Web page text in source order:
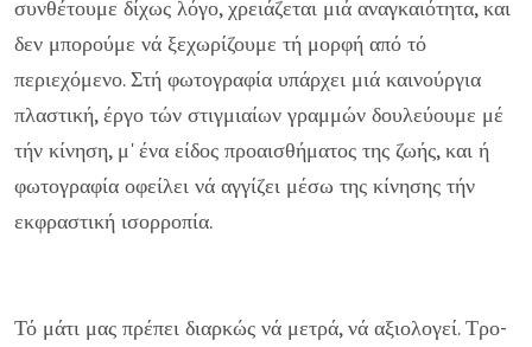
συνθέτουμε δίχως λόγο, χρειάζεται μιά αναγκαιότητα, και
δεν μπορούμε νά ξεχωρίζουμε τή μορφή από τό
περιεχόμενο. Στή φωτογραφία υπάρχει μιά καινούργια
πλαστική, έργο τών στιγμιαίων γραμμών δουλεύουμε μέ
τήν κίνηση, μ' ένα είδος προαισθήματος της ζωής, και ή
φωτογραφία οφείλει νά αγγί­ζει μέσω της κίνησης τήν
εκφραστική ισορροπία.
Τό μάτι μας πρέπει διαρκώς νά μετρά, νά αξιολογεί. Τρο­